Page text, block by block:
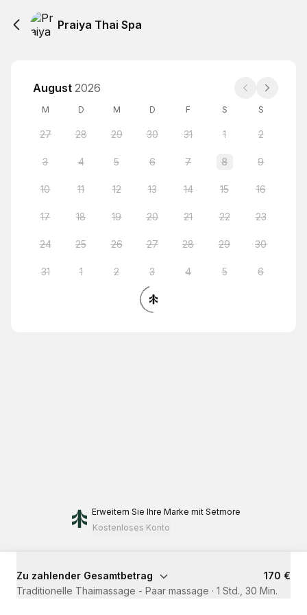
Praiya Thai Spa
August 2026
M D M D F S S
27 28 29 30 31 1 2
3 4 5 6 7 8 9
10 11 12 13 14 15 16
17 18 19 20 21 22 23
24 25 26 27 28 29 30
31 1 2 3 4 5 6
Erweitern Sie Ihre Marke mit Setmore
Kostenloses Konto
Zu zahlender Gesamtbetrag
170 €
Traditionelle Thaimassage - Paar massage · 1 Std., 30 Min.